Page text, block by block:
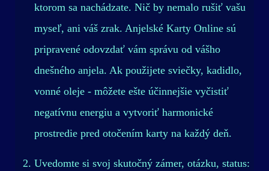
ktorom sa nachádzate. Nič by nemalo rušiť vašu
myseľ, ani váš zrak. Anjelské Karty Online sú
pripravené odovzdať vám správu od vášho
dnešného anjela. Ak použijete sviečky, kadidlo,
vonné oleje - môžete ešte účinnejšie vyčistiť
negatívnu energiu a vytvoriť harmonické
prostredie pred otočením karty na každý deň.
Uvedomte si svoj skutočný zámer, otázku, status: